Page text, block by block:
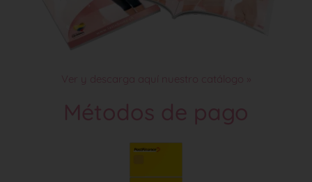
Ver y descarga aquí nuestro catálogo »
Métodos de pago